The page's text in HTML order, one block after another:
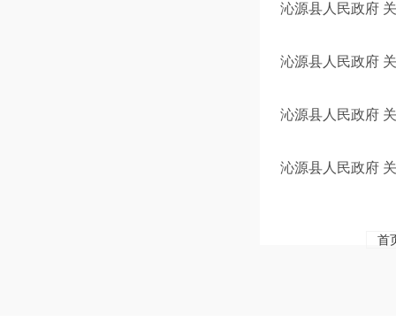
沁源县人民政府
沁源县人民政府
沁源县人民政府
沁源县人民政府
首